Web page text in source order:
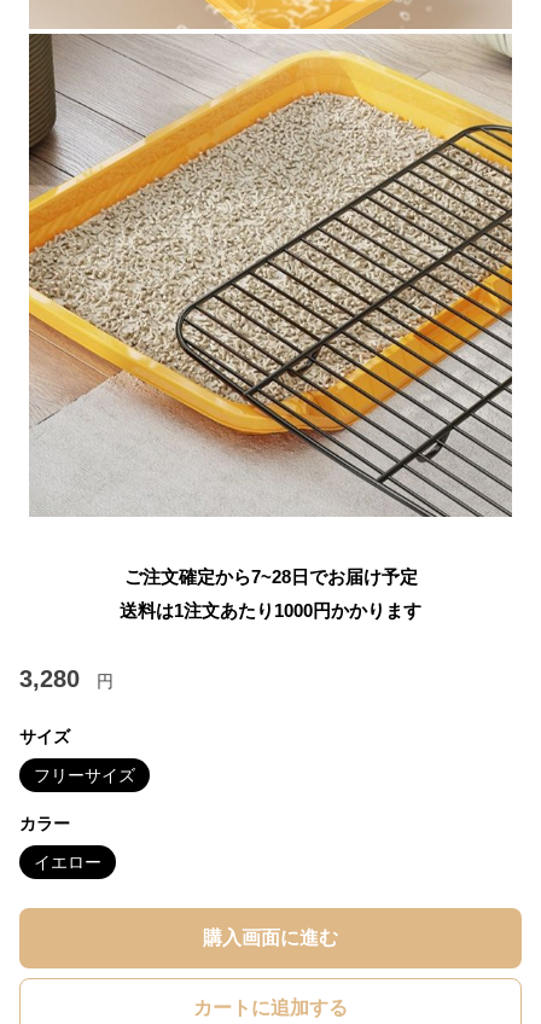
ご注文確定から7~28日でお届け予定
送料は1注文あたり 1000円かかります
3,280 円
サイズ
フリーサイズ
カラー
イエロー
購入画面に進む
カートに追加する